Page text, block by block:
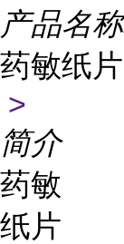
产品名称
药敏纸
>
简介
药敏
纸片